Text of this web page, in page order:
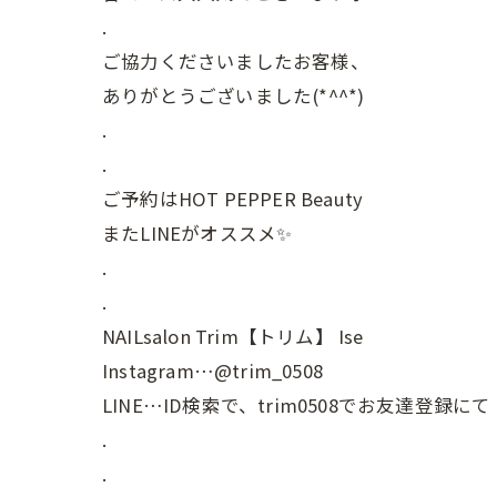
.
ご協力くださいましたお客様、
ありがとうございました(*^^*)
.
.
ご予約はHOT PEPPER Beauty
またLINEがオススメ✨
.
.
NAILsalon Trim【トリム】 Ise
Instagram…@trim_0508
LINE…ID検索で、trim0508でお友達登録にて
.
.